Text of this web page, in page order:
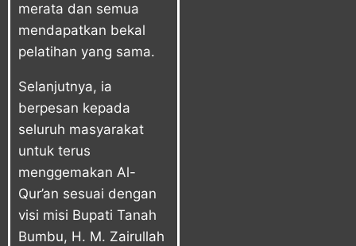
merata dan semua
mendapatkan bekal
pelatihan yang sama.
Selanjutnya, ia
berpesan kepada
seluruh masyarakat
untuk terus
menggemakan Al-
Qur’an sesuai dengan
visi misi Bupati Tanah
Bumbu, H. M. Zairullah